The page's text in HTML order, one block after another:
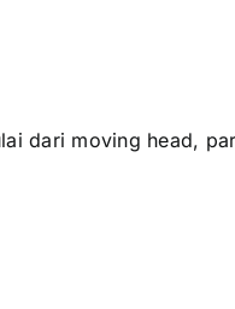
dari moving head,